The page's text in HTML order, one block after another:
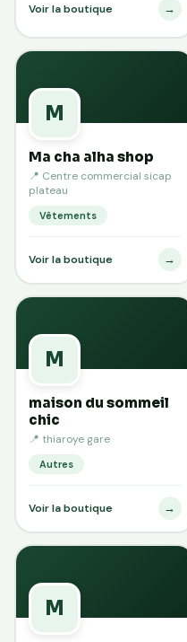
Voir la boutique →
M
Ma cha alha shop
📍 Centre commercial sicap
plateau
Vêtements
Voir la boutique →
M
maison du sommeil
chic
📍 thiaroye gare
Autres
Voir la boutique →
M